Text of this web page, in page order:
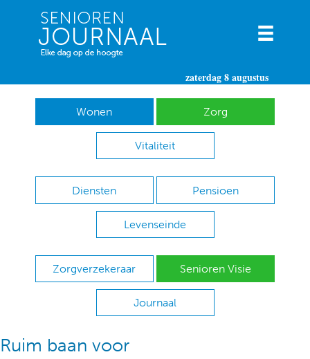
zaterdag 8 augustus
Wonen Zorg
Vitaliteit
Diensten Pensioen
Levenseinde
Zorgverzekeraar Senioren Visie
Journaal
Ruim baan voor